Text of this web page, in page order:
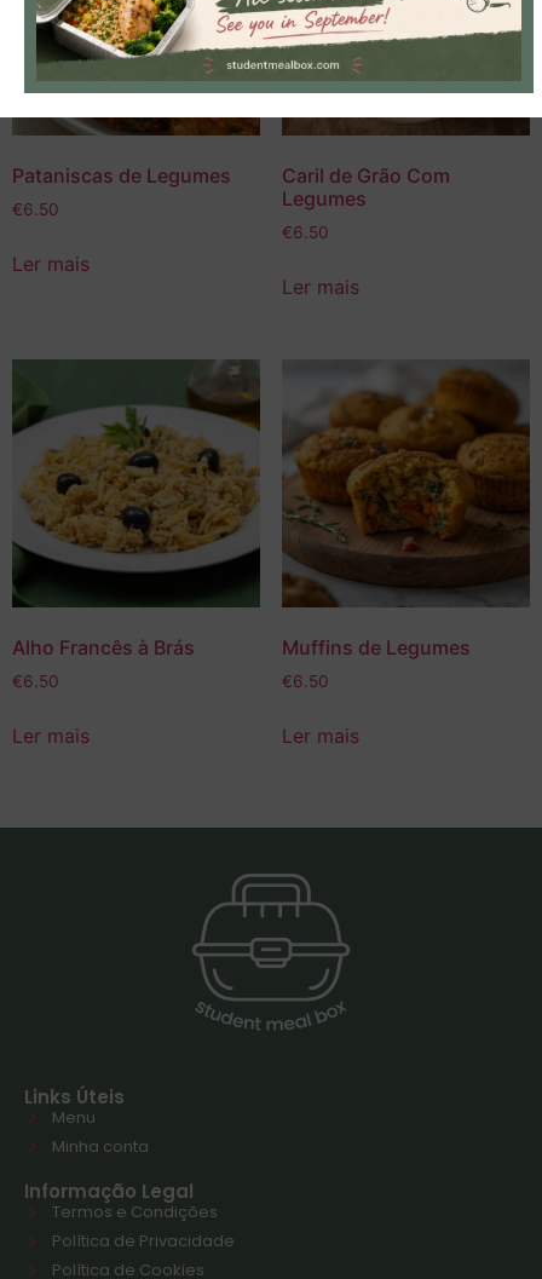
Pataniscas de Legumes
€6.50
Ler mais
Caril de Grão Com
Legumes
€6.50
Ler mais
Alho Francês à Brás
€6.50
Ler mais
Muffins de Legumes
€6.50
Ler mais
Links Úteis
Menu
Minha conta
Informação Legal
Termos e Condições
Política de Privacidade
Política de Cookies